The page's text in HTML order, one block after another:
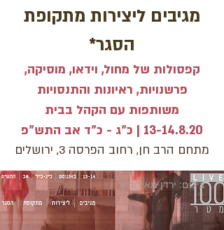
מגיבים ליצירות מתקופת
הסגר*
קפסולות של מחול, וידאו, מוסיקה,
פרשנויות, ראיונות והתנסויות
משותפות עם הקהל בבית
13-14.8.20 | כ"ג - כ"ד אב התש"פ
מתחם הרב חן, רחוב הפרסה 3, ירושלים
צילום: ירדן מאירוביץ'